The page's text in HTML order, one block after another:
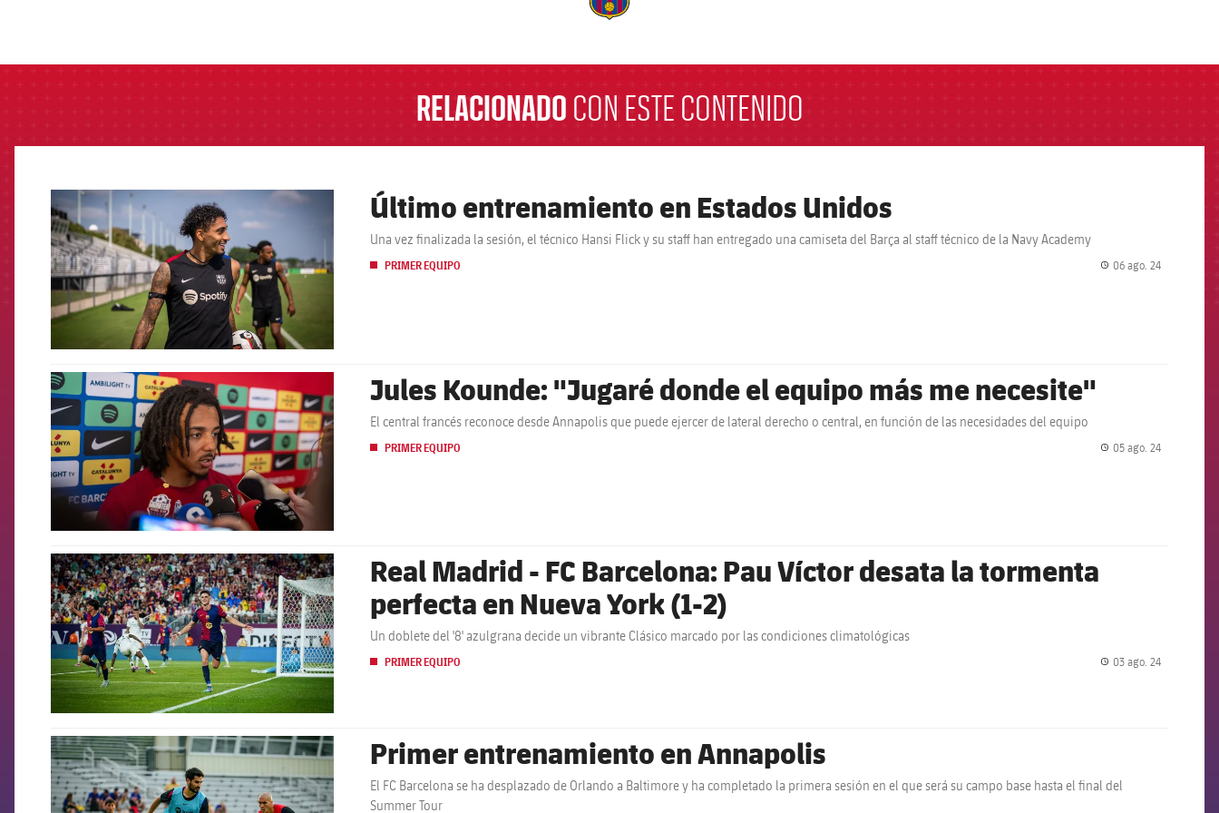
RELACIONADO CON ESTE CONTENIDO
FCB Barcelona badge Último entrenamiento en Estados Unidos
Una vez finalizada la sesión, el técnico Hansi Flick y su staff han entregado una camiseta del Barça al staff técnico de la Navy Academy
PRIMER EQUIPO 06 ago. 24
FCB Barcelona badge Jules Kounde: "Jugaré donde el equipo más me necesite"
El central francés reconoce desde Annapolis que puede ejercer de lateral derecho o central, en función de las necesidades del equipo
PRIMER EQUIPO 05 ago. 24
FCB Barcelona badge
Real Madrid - FC Barcelona: Pau Víctor desata la tormenta
perfecta en Nueva York (1-2)
Un doblete del '8' azulgrana decide un vibrante Clásico marcado por las condiciones climatológicas
PRIMER EQUIPO 03 ago. 24
FCB Barcelona badge Primer entrenamiento en Annapolis
El FC Barcelona se ha desplazado de Orlando a Baltimore y ha completado la primera sesión en el que será su campo base hasta el final del
Summer Tour